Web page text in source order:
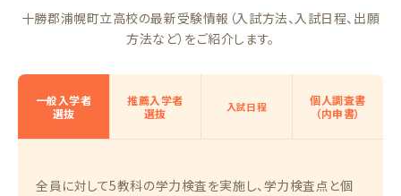
十勝郡浦幌町立高校の最新受験情報（入試方法、入試日程、出願
方法など）をご紹介します。
一般入学者
選抜
推薦入学者
選抜
入試日程
個人調査書
（内申書）
全員に対して5教科の学力検査を実施し、学力検査点と個